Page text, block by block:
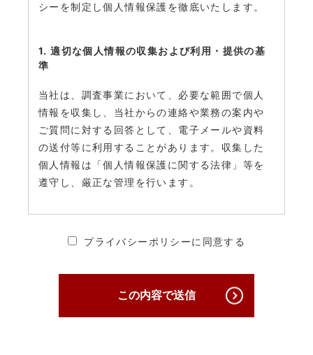
シーを制定し個人情報保護を徹底いたします。
1. 適切な個人情報の収集および利用・提供の基
準
当社は、調査事業において、必要な範囲で個人
情報を収集し、当社からの連絡や業務の案内や
ご質問に対する回答として、電子メールや資料
の送付等に利用することがあります。収集した
個人情報は「個人情報保護に関する法律」等を
遵守し、厳正な管理を行います。
の紛失、破壊、改ざん及び漏えいを防ぐため、
必要かつ適切な安全管理対策を講じ、厳正な管
プライバシーポリシーに同意する
この内容で送信